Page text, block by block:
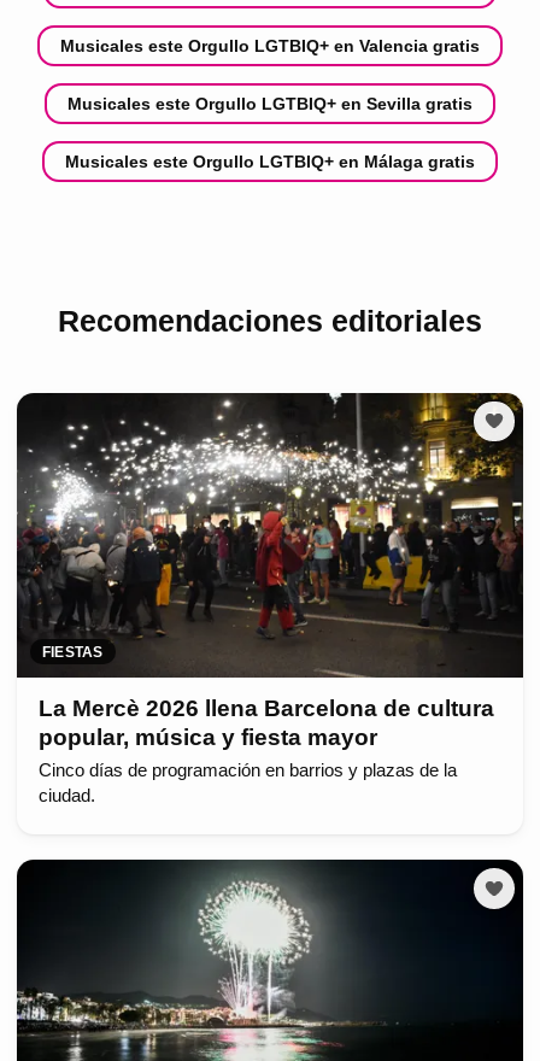
Musicales este Orgullo LGTBIQ+ en Valencia gratis
Musicales este Orgullo LGTBIQ+ en Sevilla gratis
Musicales este Orgullo LGTBIQ+ en Málaga gratis
Recomendaciones editoriales
FIESTAS
La Mercè 2026 llena Barcelona de cultura
popular, música y fiesta mayor
Cinco días de programación en barrios y plazas de la
ciudad.